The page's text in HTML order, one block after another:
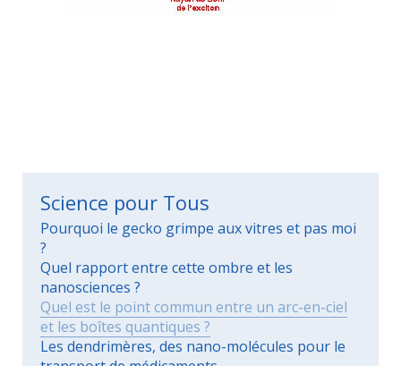
Science pour Tous
Pourquoi le gecko grimpe aux vitres et pas moi
?
Quel rapport entre cette ombre et les
nanosciences ?
Quel est le point commun entre un arc-en-ciel
et les boîtes quantiques ?
Les dendrimères, des nano-molécules pour le